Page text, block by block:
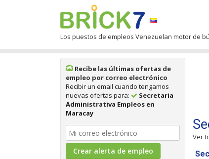
Los puestos de empleos Venezuelan motor de
Recibe las últimas ofertas de
empleo por correo electrónico
Recibir un email cuando tengamos
nuevas ofertas para:
Secretaria
Administrativa Empleos en
Maracay
Ver